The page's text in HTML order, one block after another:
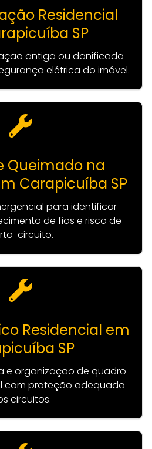
Residencial
SP
antiga ou danificada
elétrica do imóvel.
Queimado na
Carapicuíba SP
para identificar
de fios e risco de
circuito.
Residencial em
SP
e organização de quadro
com proteção adequada
circuitos.